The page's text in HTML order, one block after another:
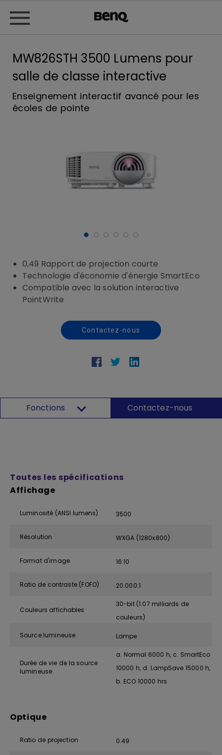
MW826STH 3500 Lumens pour
salle de classe interactive
Enseignement interactif avancé pour les
écoles de pointe
0,49 Rapport de projection courte
Technologie d'économie d'énergie SmartEco
Compatible avec la solution interactive
PointWrite
Contactez-nous
Fonctions Contactez-nous
Toutes les spécifications
Affichage
Luminosité (ANSI lumens) 3500
Résolution WXGA (1280x800)
Format d'image 16:10
Ratio de contraste (FOFO) 20.000:1
Couleurs affichables
30-bit (1.07 milliards de
couleurs)
Source lumineuse Lampe
Durée de vie de la source
lumineuse
a. Normal 6000 h, c. SmartEco
10000 h, d. LampSave 15000 h,
b. ECO 10000 hrs
Optique
Ratio de projection 0.49